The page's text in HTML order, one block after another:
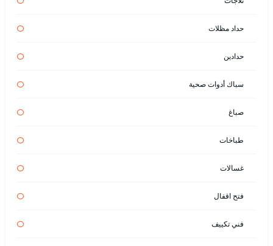
حداد مظلات
حدادين
سباك أدوات صحية
صباغ
طباخات
غسالات
فتح اقفال
فني تكييف